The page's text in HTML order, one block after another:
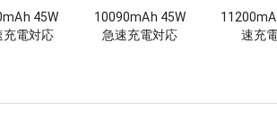
45W
充電対応
10090mAh 45W
急速充電対応
速充